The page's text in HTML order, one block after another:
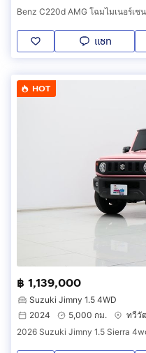
แชท
HOT
฿ 1,139,000
Suzuki Jimny 1.5 4WD
2024
5,000 กม.
ทวีวั
2026 Suzuki Jimny 1.5 Sierra